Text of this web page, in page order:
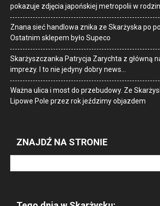
pokazuje zdjęcia japońskiej metropolii w
Znana sieć handlowa znika ze Skarżyska po
Ostatnim sklepem było Supeco
Skarżyszczanka Patrycja Zarychta z główną
imprezy. I to nie jedyny dobry news…
Ważna ulica i most do przebudowy. Ze
Lipowe Pole przez rok jeździmy objazdem
ZNAJDŹ NA STRONIE